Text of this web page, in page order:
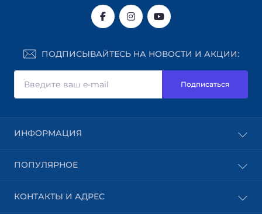
ПОДПИСЫВАЙТЕСЬ НА НОВОСТИ И АКЦИИ:
Подписаться
ИНФОРМАЦИЯ
Доставка
Пользовательское соглашение
ПОПУЛЯРНОЕ
Шпон
КОНТАКТЫ И АДРЕС